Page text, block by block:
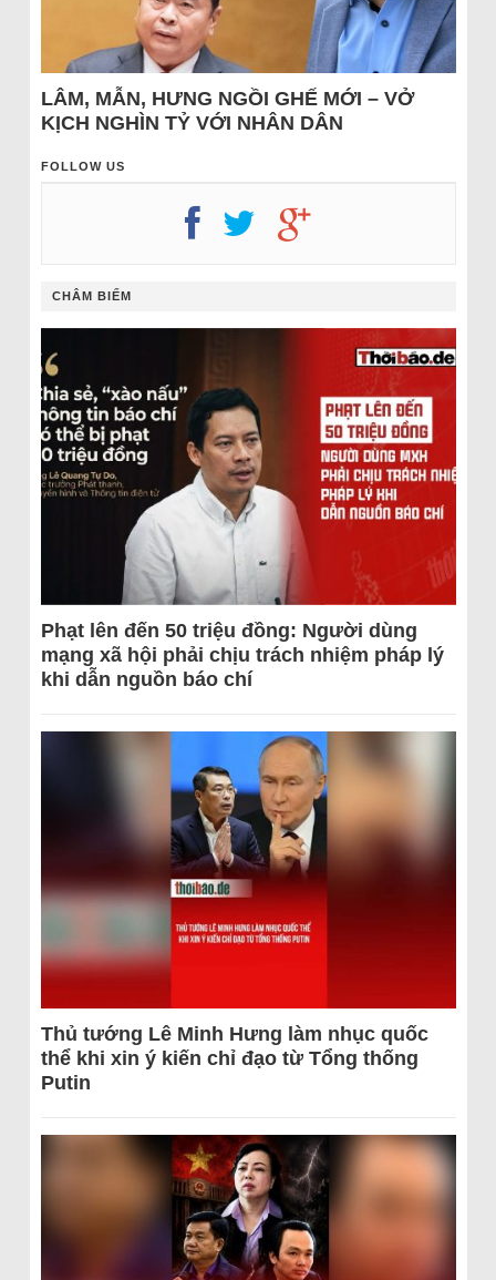
LÂM, MẪN, HƯNG NGỒI GHẾ MỚI – VỞ
KỊCH NGHÌN TỶ VỚI NHÂN DÂN
FOLLOW US
CHÂM BIẾM
Phạt lên đến 50 triệu đồng: Người dùng
mạng xã hội phải chịu trách nhiệm pháp lý
khi dẫn nguồn báo chí
Thủ tướng Lê Minh Hưng làm nhục quốc
thể khi xin ý kiến chỉ đạo từ Tổng thống
Putin